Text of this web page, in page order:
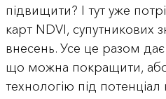
підвищити? І тут уже
карт NDVI, супутникових
внесень. Усе це разом
що можна покращити, або
технологію під потенціал